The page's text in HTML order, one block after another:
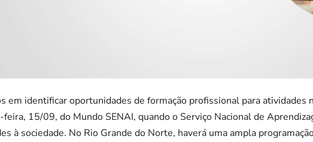
em identificar oportunidades de formação profissional para atividades
15/09, do Mundo SENAI, quando o Serviço Nacional de
à sociedade. No Rio Grande do Norte, haverá uma ampla